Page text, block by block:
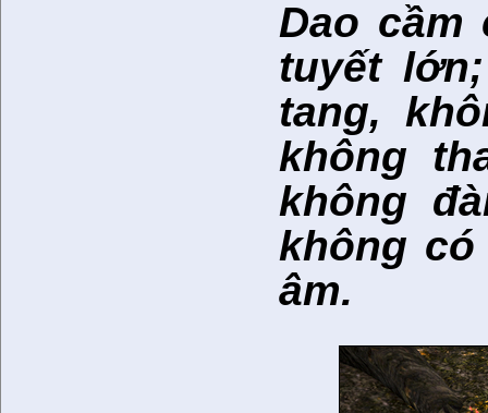
Dao
tuyết
tang,
không
không
không
âm.